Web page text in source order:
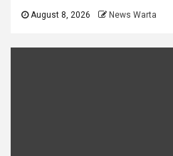
August 8, 2026 News Warta